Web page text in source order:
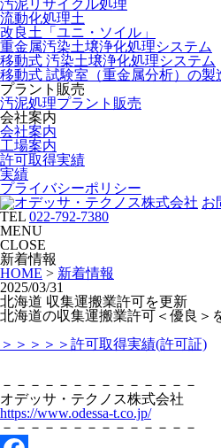
汚泥リサイクル処理
流動化処理土
改良土「ユニ・ソイル」
重金属汚染土壌浄化処理システム
移動式 汚染土壌浄化処理システム
移動式 試験室（重金属分析）の製
プラント販売
汚泥処理プラント販売
会社案内
会社案内
工場案内
許可取得実績
実績
プライバシーポリシー
お
TEL 022-792-7380
MENU
CLOSE
新着情報
HOME > 新着情報
2025/03/31
北海道 収集運搬業許可を更新
北海道の収集運搬業許可＜優良＞
＞＞＞＞＞許可取得実績(許可証)
－－－－－－－－－－－－－－
オデッサ・テクノス株式会社
https://www.odessa-t.co.jp/
－－－－－－－－－－－－－－